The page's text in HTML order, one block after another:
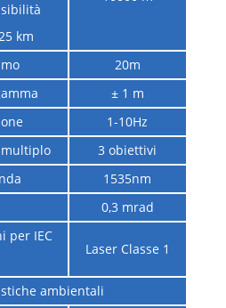
km
20m
± 1 m
1-10Hz
3 obiettivi
1535nm
0,3 mrad
per IEC
Laser Classe 1
ambientali